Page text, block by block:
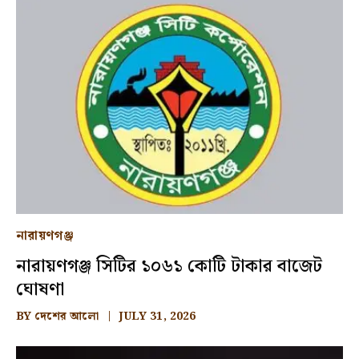
নারায়ণগঞ্জ
নারায়ণগঞ্জ সিটির ১০৬১ কোটি টাকার বাজেট
ঘোষণা
BY দেশের আলো JULY 31, 2026